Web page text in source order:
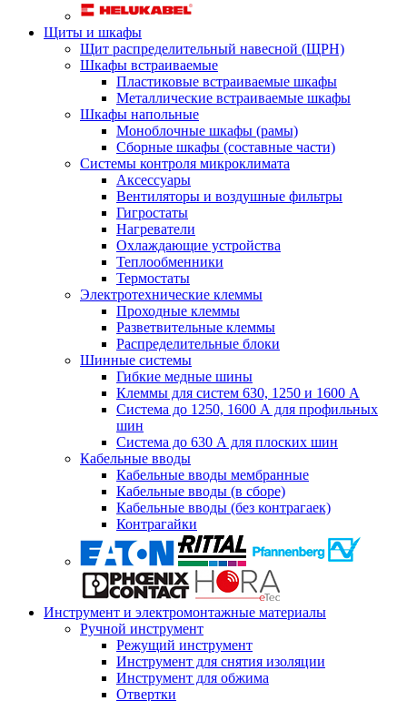
Щиты и шкафы
Щит распределительный навесной (ЩРН)
Шкафы встраиваемые
Пластиковые встраиваемые шкафы
Металлические встраиваемые шкафы
Шкафы напольные
Моноблочные шкафы (рамы)
Сборные шкафы (составные части)
Системы контроля микроклимата
Аксессуары
Вентиляторы и воздушные фильтры
Гигростаты
Нагреватели
Охлаждающие устройства
Теплообменники
Термостаты
Электротехнические клеммы
Проходные клеммы
Разветвительные клеммы
Распределительные блоки
Шинные системы
Гибкие медные шины
Клеммы для систем 630, 1250 и 1600 А
Система до 1250, 1600 А для профильных
шин
Система до 630 А для плоских шин
Кабельные вводы
Кабельные вводы мембранные
Кабельные вводы (в сборе)
Кабельные вводы (без контрагаек)
Контрагайки
Инструмент и электромонтажные материалы
Ручной инструмент
Режущий инструмент
Инструмент для снятия изоляции
Инструмент для обжима
Отвертки